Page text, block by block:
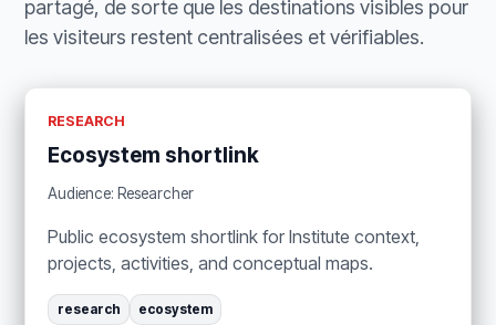
partagé, de sorte que les destinations visibles pour
les visiteurs restent centralisées et vérifiables.
RESEARCH
Ecosystem shortlink
Audience: Researcher
Public ecosystem shortlink for Institute context,
projects, activities, and conceptual maps.
research ecosystem